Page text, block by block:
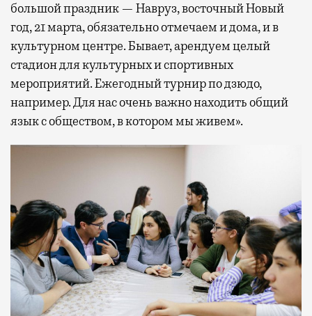
большой праздник — Навруз, восточный Новый
год, 21 марта, обязательно отмечаем и дома, и в
культурном центре. Бывает, арендуем целый
стадион для культурных и спортивных
мероприятий. Ежегодный турнир по дзюдо,
например. Для нас очень важно находить общий
язык с обществом, в котором мы живем».